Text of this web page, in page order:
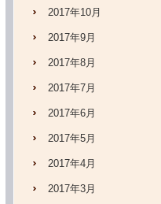
2017年10月
2017年9月
2017年8月
2017年7月
2017年6月
2017年5月
2017年4月
2017年3月